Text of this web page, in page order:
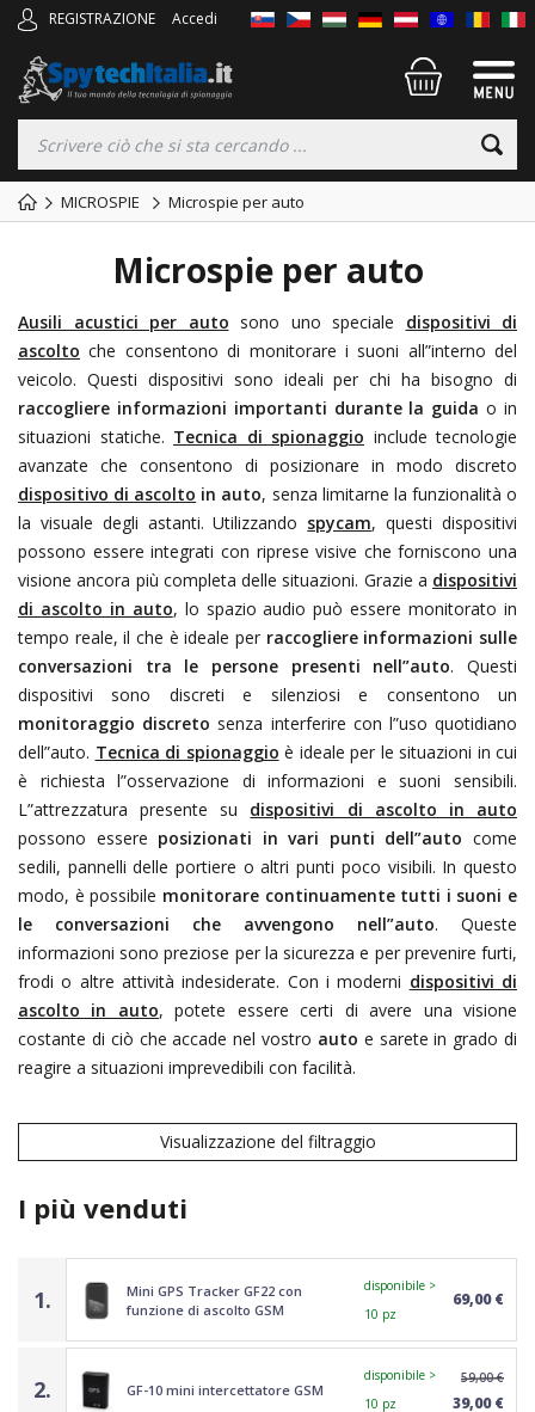
REGISTRAZIONE Accedi
MICROSPIE Microspie per auto
Microspie per auto
Ausili acustici per auto sono uno speciale dispositivi di
ascolto che consentono di monitorare i suoni all”interno del
veicolo. Questi dispositivi sono ideali per chi ha bisogno di
raccogliere informazioni importanti durante la guida o in
situazioni statiche. Tecnica di spionaggio include tecnologie
avanzate che consentono di posizionare in modo discreto
dispositivo di ascolto in auto, senza limitarne la funzionalità o
la visuale degli astanti. Utilizzando spycam, questi dispositivi
possono essere integrati con riprese visive che forniscono una
visione ancora più completa delle situazioni. Grazie a dispositivi
di ascolto in auto, lo spazio audio può essere monitorato in
tempo reale, il che è ideale per raccogliere informazioni sulle
conversazioni tra le persone presenti nell”auto. Questi
dispositivi sono discreti e silenziosi e consentono un
monitoraggio discreto senza interferire con l”uso quotidiano
dell”auto. Tecnica di spionaggio è ideale per le situazioni in cui
è richiesta l”osservazione di informazioni e suoni sensibili.
L”attrezzatura presente su dispositivi di ascolto in auto
possono essere posizionati in vari punti dell”auto come
sedili, pannelli delle portiere o altri punti poco visibili. In questo
modo, è possibile monitorare continuamente tutti i suoni e
le conversazioni che avvengono nell”auto. Queste
informazioni sono preziose per la sicurezza e per prevenire furti,
frodi o altre attività indesiderate. Con i moderni dispositivi di
ascolto in auto, potete essere certi di avere una visione
costante di ciò che accade nel vostro auto e sarete in grado di
reagire a situazioni imprevedibili con facilità.
Visualizzazione del filtraggio
I più venduti
1.
Mini GPS Tracker GF22 con
funzione di ascolto GSM
disponibile >
10 pz
69,00 €
2. GF-10 mini intercettatore GSM
disponibile >
10 pz
59,00 €
39,00 €